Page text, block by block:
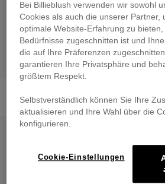
from€ 65,00
from
SALE
Bei Billieblush verwenden wir sowohl
Cookies als auch die unserer Partner,
optimale Website-Erfahrung zu
Bedürfnisse zugeschnitten ist und
die auf Ihre Präferenzen
garantieren Ihre Privatsphäre und
größtem Respekt.
Selbstverständlich können Sie Ihre
aktualisieren und Ihre Wahl über die
konfigurieren.
Cookie-Einstellungen